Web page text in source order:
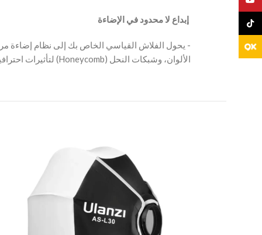
‫ إبداع لا محدود في الإضاءة
الألوان، وشبكات النحل (Honeycomb) لتأثيرات احترافية.